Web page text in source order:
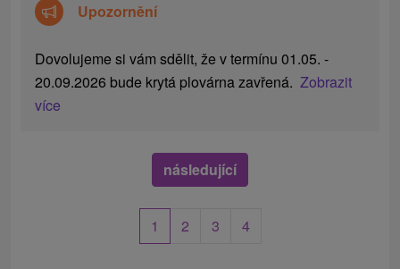
Upozornění
Dovolujeme si vám sdělit, že v termínu 01.05. -
20.09.2026 bude krytá plovárna zavřená.Zobrazit
více
následující
1 2 3 4